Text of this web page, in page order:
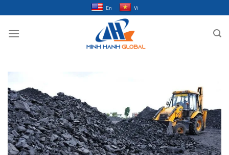
qua
nội
En Vi